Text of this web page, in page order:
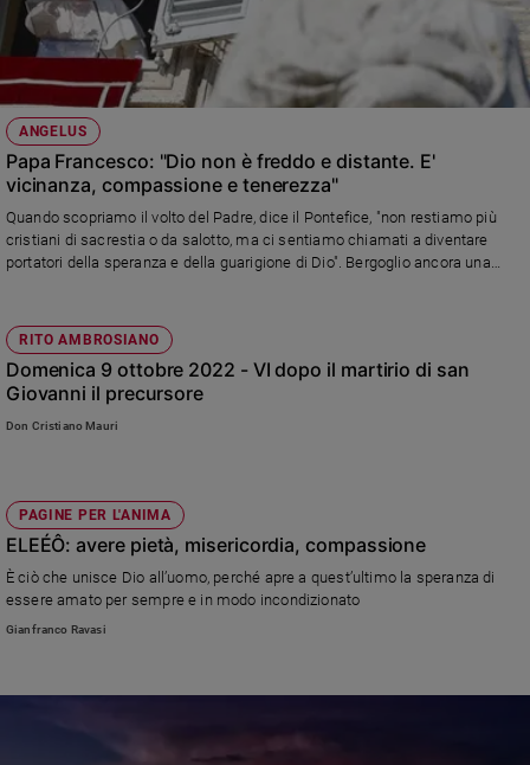
Migranti
Diversità
e
inclusione
Costume
Cultura
spettacoli
Sanremo
Tv
e
streaming
Libri
Famiglia
educazione
Nonni
ANGELUS
Papa Francesco: "Dio non è freddo e distante. E'
vicinanza, compassione e tenerezza"
Quando scopriamo il volto del Padre, dice il Pontefice, "non restiamo più
cristiani di sacrestia o da salotto, ma ci sentiamo chiamati a diventare
portatori della speranza e della guarigione di Dio". Bergoglio ancora una
ideologiche per riscoprire che ogni vita umana, anche quella più segnata da
limiti, ha un valore immenso ed è capace di donare qualcosa agli altri"
RITO AMBROSIANO
Domenica 9 ottobre 2022 - VI dopo il martirio di san
Giovanni il precursore
Don Cristiano Mauri
PAGINE PER L'ANIMA
ELEÉÔ: avere pietà, misericordia, compassione
È ciò che unisce Dio all’uomo, perché apre a quest’ultimo la speranza di
essere amato per sempre e in modo incondizionato
Gianfranco Ravasi